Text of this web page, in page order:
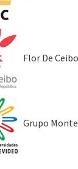
Flor De Ceibo
Grupo